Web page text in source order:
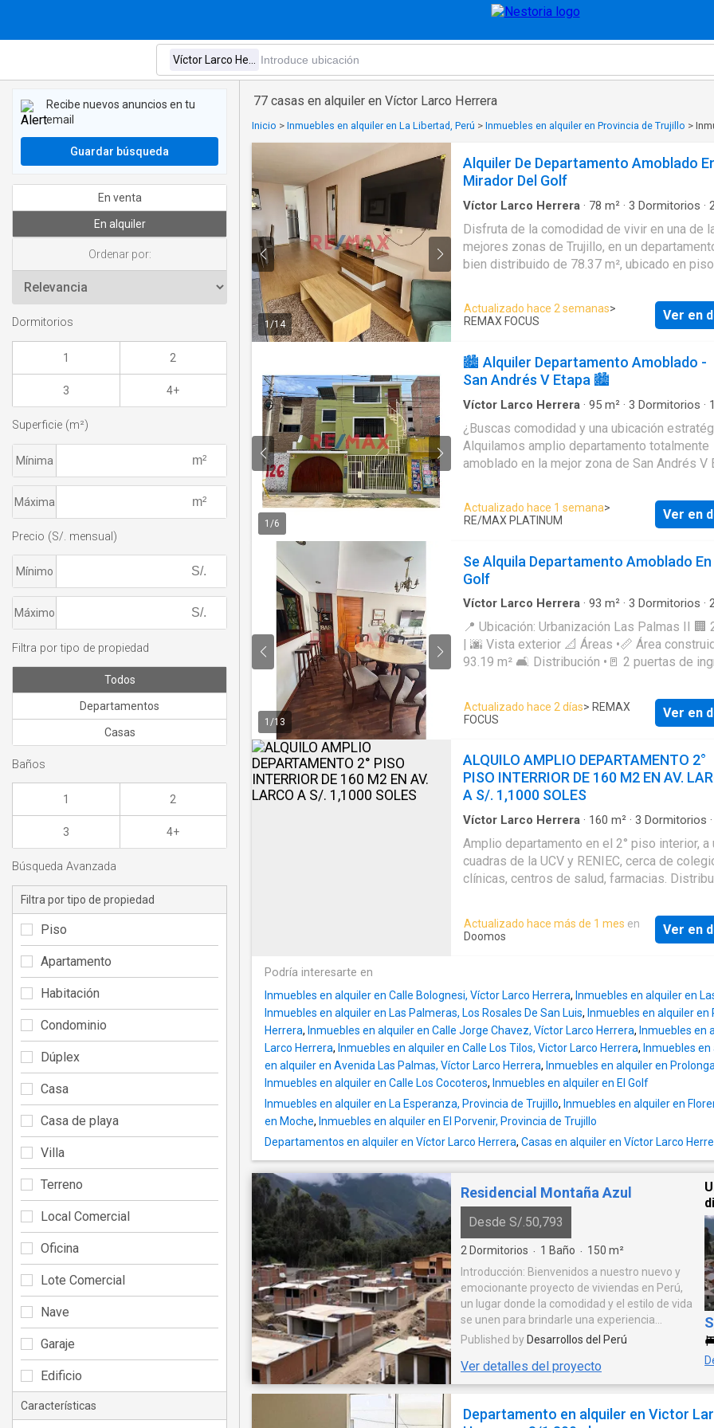
77 casas en alquiler en Víctor Larco Herrera
Inicio > Inmuebles en alquiler en La Libertad, Perú > Inmuebles en alquiler en Provincia de Trujillo >
1/14
Alquiler De Departamento Amoblado
Mirador Del Golf
Víctor Larco Herrera · 78 m² · 3 Dormitorios ·
Apartamento
Disfruta de la comodidad de vivir en una de
mejores zonas de Trujillo, en un
bien distribuido de 78.37 m², ubicado en
Urb. El Golf. * Cerca de avenidas principales,
supermercados, restaurantes y transporte
Características: ✅ 78.37 m² de área ✅ 3 dormitorios
✅ 2 baños completos ✅ Amplia sala y
Balcón con vista panorámica. ✅ Cocina con
reposteros altos y bajos. ✅ Totalmente
Piso 17 (ascensor) ✅ Dentro de condominio.
Vigilancia y seguridad. 🎯 Buenos acabados 🌞
Buena iluminación y ventilación 💰 Precio de alquiler:
S/ 2,200 mensuales. 📩 Contáctame para mayor
Actualizado hace 2 semanas>
REMAX FOCUS
Ver en
1 /6
🏙️ Alquiler Departamento Amoblado -
San Andrés V Etapa 🏙️
Víctor Larco Herrera · 95 m² · 3 Dormitorios · 1
¿Buscas comodidad y una ubicación
Alquilamos amplio departamento totalmente
amoblado en la mejor zona de San Andrés V
Espaciosas y cómodas. 🍳 Cocina equipada: Lista
Nivel (Privacidad y tranquilidad). 🚗 Nota: No cuenta
con cochera. CONDICIONES DE INGRESO Garantía: 2
meses de depósito. Adelanto: 1 mes de alquiler. 📍
Ubicación privilegiada: Vive cerca de las
universidades, colegios y centros
¡Todo a un paso! 🎓🏫 📲 ¡No dejes que se te
adelanten! Envía un mensaje ahora para
Actualizado hace 1 semana>
RE/MAX PLATINUM
Ver en
1 /13
Se Alquila Departamento Amoblado En
Golf
Víctor Larco Herrera · 93 m² · 3 Dormitorios ·
📍 Ubicación: Urbanización Las Palmas II 🏢
| 🌆 Vista exterior 📐 Áreas •📏 Área construida:
93.19 m² 🛋️ Distribución •🚪 2 puertas de ingreso
amplios con balcón •🍽️ Cocina con barra (cerrada
🛌 Segundo y Tercer dormitorio con baño
✨ Extras que suman valor •🪑 Se alquila totalmente
amoblado •🎯 Buenos acabados •🌞 Buena
iluminación y ventilación 📲 Agenda tu visita y
conoce este amplio departamento en la
más exclusiva de Trujillo
Actualizado hace 2 días> REMAX
FOCUS
Ver en
ALQUILO AMPLIO DEPARTAMENTO 2°
PISO INTERRIOR DE 160 M2 EN AV.
A S/. 1,1000 SOLES
Víctor Larco Herrera · 160 m² · 3 Dormitorios ·
Amplio departamento en el 2° piso interior, a
cuadras de la UCV y RENIEC, cerca de
clínicas, centros de salud, farmacias.
baños completos Área de lavandería Agua
permanente Condiciones: Mes adelantado y
vivienda, no se permiten mascotas
Actualizado hace más de 1 mes en
Doomos
Ver en
Podría interesarte en
Inmuebles en alquiler en Calle Bolognesi, Víctor Larco Herrera, Inmuebles en alquiler en
Inmuebles en alquiler en Las Palmeras, Los Rosales De San Luis, Inmuebles en alquiler en
Herrera, Inmuebles en alquiler en Calle Jorge Chavez, Víctor Larco Herrera, Inmuebles en
Larco Herrera, Inmuebles en alquiler en Calle Los Tilos, Victor Larco Herrera, Inmuebles
en alquiler en Avenida Las Palmas, Víctor Larco Herrera, Inmuebles en alquiler en
Inmuebles en alquiler en Calle Los Cocoteros, Inmuebles en alquiler en El Golf
Inmuebles en alquiler en La Esperanza, Provincia de Trujillo, Inmuebles en alquiler en
en Moche, Inmuebles en alquiler en El Porvenir, Provincia de Trujillo
Departamentos en alquiler en Víctor Larco Herrera, Casas en alquiler en Víctor Larco
Residencial Montaña Azul
Desde S/.50,793
2 Dormitorios · 1 Baño · 150 m²
Introducción: Bienvenidos a nuestro nuevo y
emocionante proyecto de viviendas en Perú,
un lugar donde la comodidad y el estilo de vida
se unen para brindarle una experiencia
residencial excepcional. Diseñado por un
proyecto ofrece una combinación perfecta de
arquitectura moderna, comodidades de
hermoso país peruano. Ubicación: Este
Published by Desarrollos del Perú
Ver detalles del proyecto
Departamento en alquiler en Victor
Recibe nuevos anuncios en tu
email
Guardar búsqueda
En venta
En alquiler
Ordenar por:
Dormitorios
1 2
3 4+
Superficie (m²)
Mínima
Máxima
Precio (S/. mensual)
Mínimo
Máximo
Filtra por tipo de propiedad
Todos
Departamentos
Casas
Baños
1 2
3 4+
Búsqueda Avanzada
Filtra por tipo de propiedad
Piso
Apartamento
Habitación
Condominio
Dúplex
Casa
Casa de playa
Villa
Terreno
Local Comercial
Oficina
Lote Comercial
Nave
Garaje
Edificio
Características